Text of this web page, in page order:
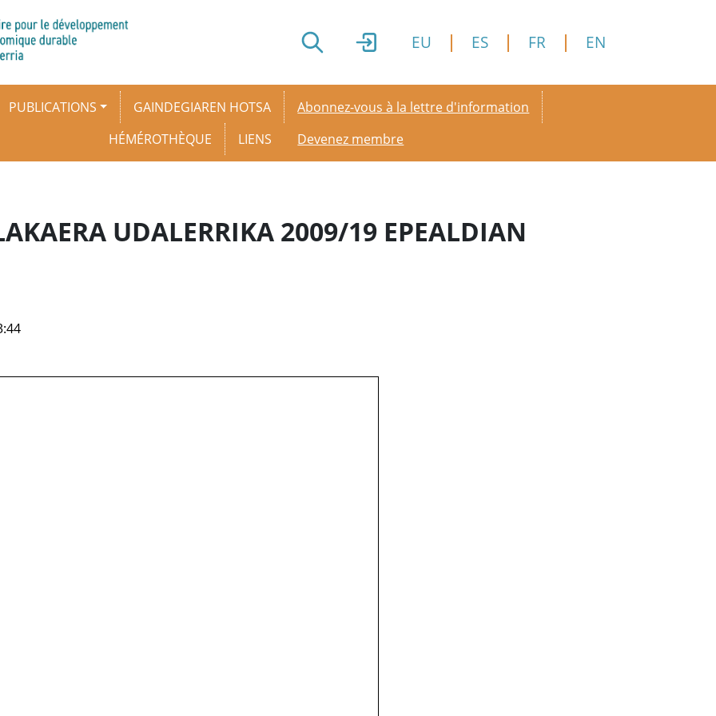
EU ES FR EN
PUBLICATIONS
GAINDEGIAREN HOTSA
HÉMÉROTHÈQUE
LIENS
Secondary menu
Abonnez-vous à la lettre d'information
Devenez membre
UDALERRIKA 2009/19 EPEALDIAN